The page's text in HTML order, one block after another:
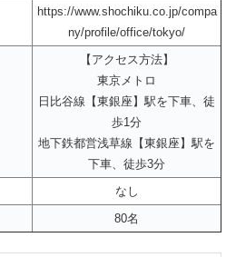
https://www.shochiku.co.jp/compa
ny/profile/office/tokyo/
【アクセス方法】
東京メトロ
日比谷線【東銀座】駅を下車、徒
歩1分
地下鉄都営浅草線【東銀座】駅を
下車、徒歩3分
なし
80名